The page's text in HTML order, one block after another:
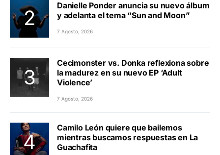
Danielle Ponder anuncia su nuevo álbum
y adelanta el tema “Sun and Moon”
7 Agosto, 2026
Cecimonster vs. Donka reflexiona sobre
la madurez en su nuevo EP ‘Adult
Violence’
7 Agosto, 2026
Camilo León quiere que bailemos
mientras buscamos respuestas en La
Guachafita